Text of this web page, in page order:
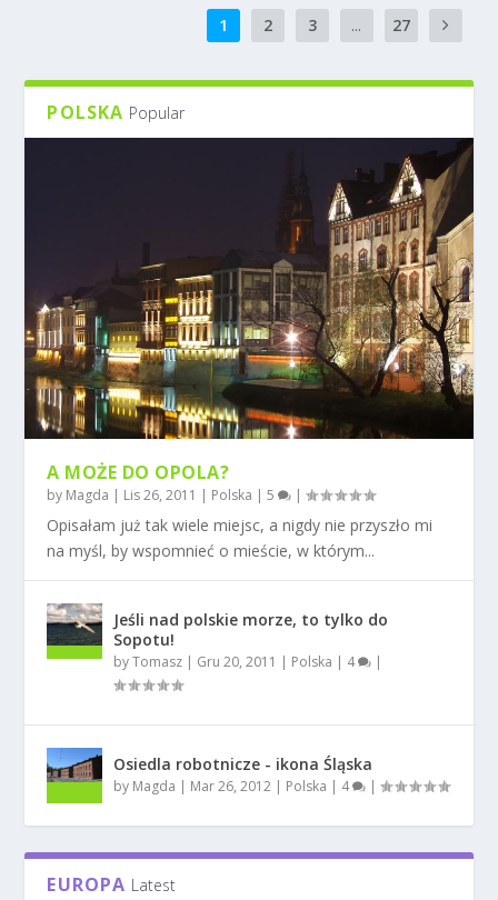
1 2 3 ... 27
POLSKA Popular
A MOŻE DO OPOLA?
by Magda Lis 26, 2011 Polska |5 |
Opisałam już tak wiele miejsc, a nigdy nie przyszło mi
na myśl, by wspomnieć o mieście, w którym...
Jeśli nad polskie morze, to tylko do
Sopotu!
byTomasz Gru 20, 2011 Polska 4
Osiedla robotnicze - ikona Śląska
by Magda Mar 26, 2012 Polska 4 |
EUROPA Latest